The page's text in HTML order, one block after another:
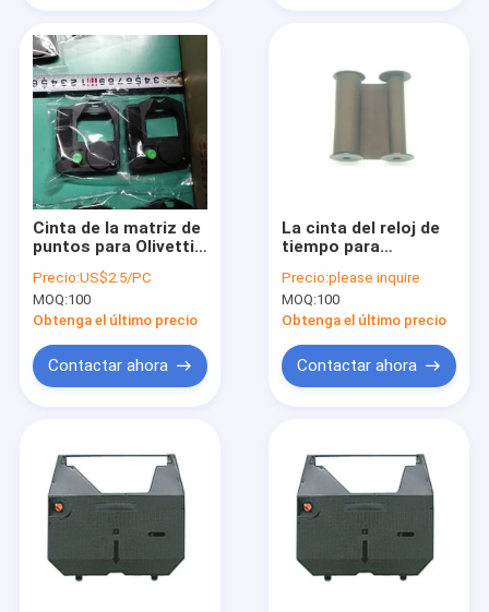
Cinta de la matriz de
puntos para Olivetti
100/101/102/103/95/99/90/98
mejorado
Precio:US$2.5/PC
MOQ:100
Obtenga el último precio
Contactar ahora
La cinta del reloj de
tiempo para
compatible de
Widmer T, de D o de
la serie de N
registrador de
tiempo DE NYLON
Precio:please inquire
MOQ:100
Obtenga el último precio
Contactar ahora